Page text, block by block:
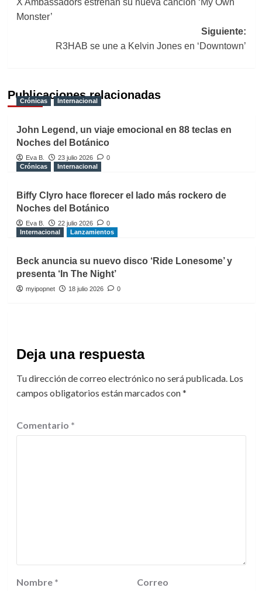
de
X Ambassadors estrenan su nueva canción ‘My Own
Monster’
Siguiente:
R3HAB se une a Kelvin Jones en ‘Downtown’
Publicaciones relacionadas
Crónicas Internacional
John Legend, un viaje emocional en 88 teclas en
Noches del Botánico
Eva B. 23 julio 2026
0
Crónicas
Internacional
Biffy Clyro hace florecer el lado más rockero de
Noches del Botánico
Eva B. 22 julio 2026
0
Internacional
Lanzamientos
Beck anuncia su nuevo disco ‘Ride Lonesome’ y
presenta ‘In The Night’
myipopnet 18 julio 2026 0
Deja una respuesta
Tu dirección de correo electrónico no será publicada. Los
campos obligatorios están marcados con*
Comentario *
Nombre *
Correo